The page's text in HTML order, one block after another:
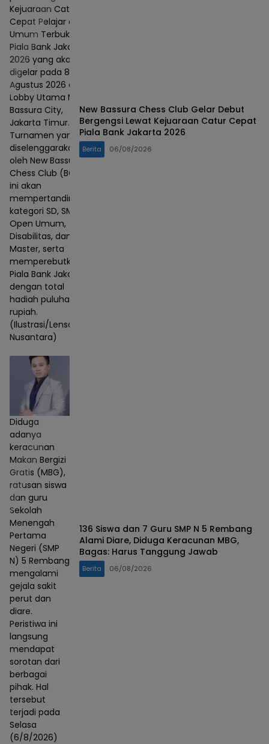
Kejuaraan Catur
Cepat Pelajar dan
Umum Terbuka
Piala Bank Jakarta
2026 yang akan
digelar pada 8–9
Agustus 2026 di
Lobby Utama Mall
Bassura City,
Jakarta Timur.
Turnamen yang
diselenggarakan
oleh New Bassura
Chess Club (BCC)
ini akan
mempertandingkan
kategori SD, SMP,
Open Umum,
Disabilitas, dan
Master, serta
memperebutkan
Piala Bank Jakarta
dengan total
hadiah puluhan juta
rupiah.
(Ilustrasi/Lensa
Nusantara)
New Bassura Chess Club Gelar Debut
Bergengsi Lewat Kejuaraan Catur Cepat
Piala Bank Jakarta 2026
Berita 06/08/2026
Diduga
adanya
keracunan
Makan Bergizi
Gratis (MBG),
ratusan siswa
dan guru
Sekolah
Menengah
Pertama
Negeri (SMP
N) 5 Rembang
mengalami
gejala sakit
perut dan
diare.
Peristiwa ini
langsung
mendapat
sorotan dari
berbagai
pihak. Hal
tersebut
terjadi pada
Selasa
(6/8/2026)
136 Siswa dan 7 Guru SMP N 5 Rembang
Alami Diare, Diduga Keracunan MBG,
Bagas: Harus Tanggung Jawab
Berita 06/08/2026